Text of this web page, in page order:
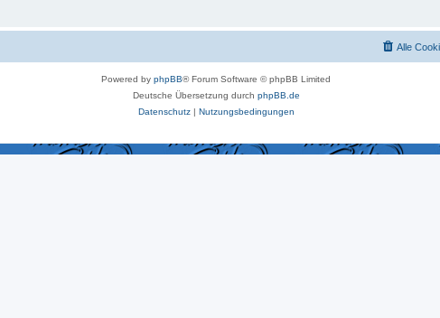
Alle
Powered by phpBB® Forum Software © phpBB Limited
Deutsche Übersetzung durch phpBB.de
Datenschutz| Nutzungsbedingungen